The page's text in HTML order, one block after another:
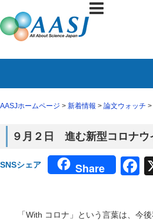
AASJホームページ > 新着情報 > 論文ウォッチ
９月２日 進む新型コロナウ
SNSシェア Share
「With コロナ」という言葉は、今